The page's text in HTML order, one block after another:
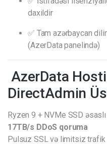
daxildir
✅ Tam azərbaycan
(AzerData panelində)
AzerData
DirectAdmin
Ryzen 9 + NVMe SSD
17TB/s DDoS qoruma
Pulsuz SSL və limitsiz trafik